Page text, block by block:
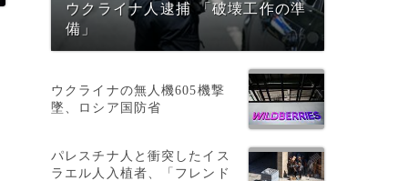
ウクライナ人逮捕 「破壊工作の準
備」
ウクライナの無人機605機撃
墜、ロシア国防省
パレスチナ人と衝突したイス
ラエル人入植者、「フレンド